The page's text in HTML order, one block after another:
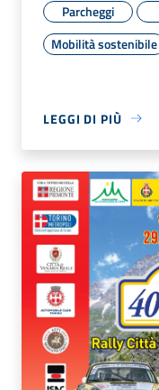
Parcheggi
Mobilità sostenibile
LEGGI DI PIÙ